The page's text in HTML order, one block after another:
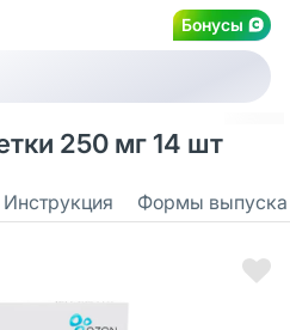
Бонусы
250 мг 14 шт
Инструкция Формы выпуска